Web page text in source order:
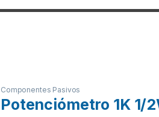
Componentes Pasivos
Potenciómetro 1K 1/